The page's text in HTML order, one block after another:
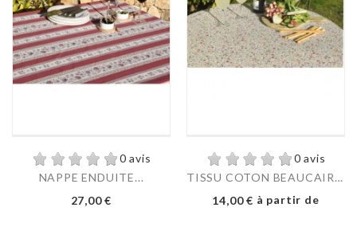
0 avis
NAPPE ENDUITE...
Prix
27,00 €
0 avis
TISSU COTON BEAUCAIRE...
Prix
14,00 € à partir de